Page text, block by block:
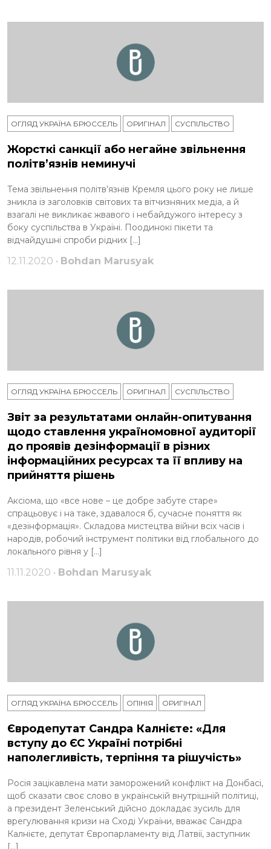
ОГЛЯД УКРАЇНА БРЮССЕЛЬ ОРИГІНАЛ СУСПІЛЬСТВО
Жорсткі санкції або негайне звільнення
політв’язнів неминучі
Тема звільнення політв’язнів Кремля цього року не лише
зникла із заголовків світових та вітчизняних медіа, а й
взагалі не викликає жвавого і небайдужого інтересу з
боку суспільства в Україні. Поодинокі пікети та
відчайдушні спроби рідних […]
12.11.2020 • Bohdan Marusyak
ОГЛЯД УКРАЇНА БРЮССЕЛЬ ОРИГІНАЛ СУСПІЛЬСТВО
Звіт за результатами онлайн-опитування
щодо ставлення україномовної аудиторії
до проявів дезінформації в різних
інформаційних ресурсах та її впливу на
прийняття рішень
Аксіома, що «все нове – це добре забуте старе»
спрацьовує і на таке, здавалося б, сучасне поняття як
«дезінформація». Складова мистецтва війни всіх часів і
народів, робочий інструмент політики від глобального до
локального рівня у […]
11.11.2020 • Bohdan Marusyak
ОГЛЯД УКРАЇНА БРЮССЕЛЬ ОПІНІЯ ОРИГІНАЛ
Євродепутат Сандра Калнієте: «Для
вступу до ЄС Україні потрібні
наполегливість, терпіння та рішучість»
Росія зацікавлена ​​мати заморожений конфлікт на Донбасі,
щоб сказати своє слово в українській внутрішній політиці,
а президент Зеленський дійсно докладає зусиль для
врегулювання кризи на Сході України, вважає Сандра
Калнієте, депутат Європарламенту від Латвії, заступник
[…]